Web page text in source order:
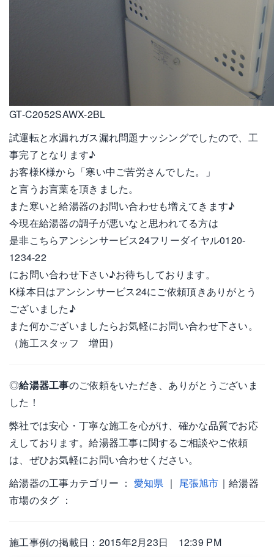
GT-C2052SAWX-2BL
試運転と水漏れガス漏れ問題ナッシングでしたので、工
事完了となります♪
お客様K様から「寒い中ご苦労さんでした。」
と言うお言葉を頂きました。
また寒いと給湯器のお問い合わせも増えてきます♪
今現在給湯器の調子が悪いなと思われてる方は
是非こちらアンシンサービス24フリーダイヤル0120-
1234-22
にお問い合わせ下さい♪お待ちしております。
K様本日はアンシンサービス24にご依頼頂きありがとう
ございました♪
また何かございましたらお気軽にお問い合わせ下さい。
（施工スタッフ 増田）
◎給湯器工事のご依頼をいただき、ありがとうございま
した！
弊社では安心・丁寧な施工を心がけ、確かな品質でお応
えしております。給湯器工事に関するご相談やご依頼
は、ぜひお気軽にお問い合わせください。
給湯器の工事カテゴリー ： 愛知県 ｜ 尾張旭市 ｜給湯器
市場のタグ ：
施工事例の掲載日：2015年2月23日 12:39 PM